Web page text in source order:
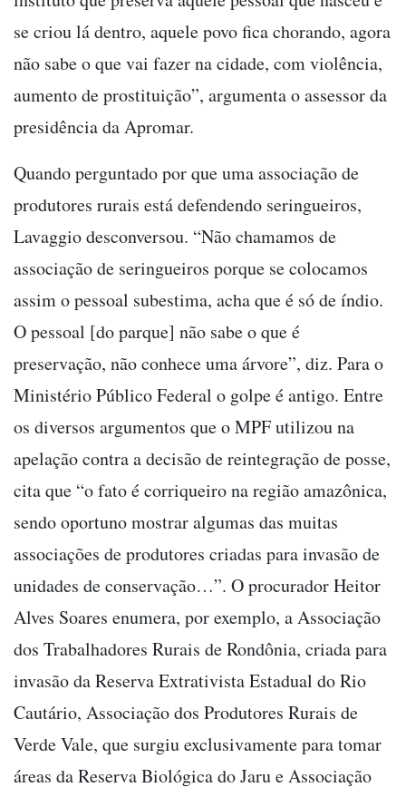
se criou lá dentro, aquele povo fica chorando, agora
não sabe o que vai fazer na cidade, com violência,
aumento de prostituição”, argumenta o assessor da
presidência da Apromar.
Quando perguntado por que uma associação de
produtores rurais está defendendo seringueiros,
Lavaggio desconversou. “Não chamamos de
associação de seringueiros porque se colocamos
assim o pessoal subestima, acha que é só de índio.
O pessoal [do parque] não sabe o que é
preservação, não conhece uma árvore”, diz. Para o
Ministério Público Federal o golpe é antigo. Entre
os diversos argumentos que o MPF utilizou na
apelação contra a decisão de reintegração de posse,
cita que “o fato é corriqueiro na região amazônica,
sendo oportuno mostrar algumas das muitas
associações de produtores criadas para invasão de
unidades de conservação…”. O procurador Heitor
Alves Soares enumera, por exemplo, a Associação
dos Trabalhadores Rurais de Rondônia, criada para
invasão da Reserva Extrativista Estadual do Rio
Cautário, Associação dos Produtores Rurais de
Verde Vale, que surgiu exclusivamente para tomar
áreas da Reserva Biológica do Jaru e Associação